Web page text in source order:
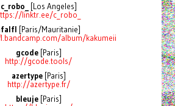
c_robo_
[Los Angeles]
linktr.ee/c_robo_
[Paris/Mauritanie]
album/kakumeii
gcode[Paris]
http://gcode.tools/
azertype[Paris]
http://azertype.fr/
bleuje[Paris]